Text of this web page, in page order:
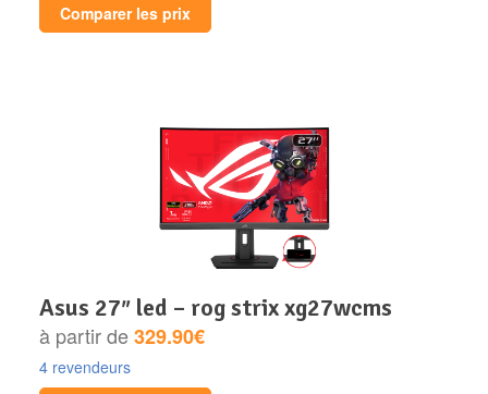
Comparer les prix
asus 27″ led – rog strix xg27wcms
à partir de329.90€
4 revendeurs